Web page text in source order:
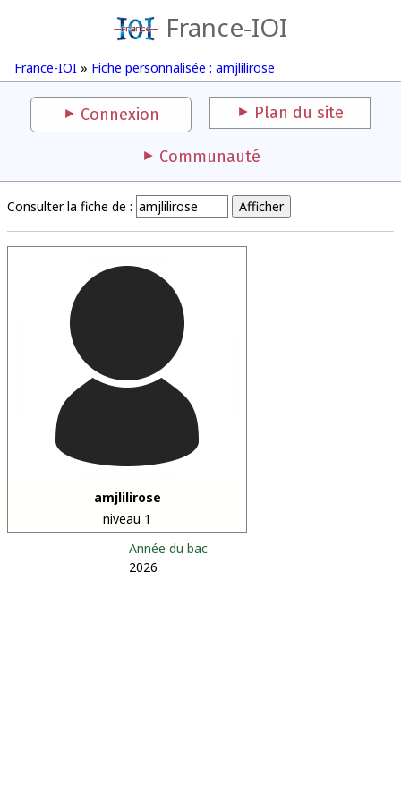
France-IOI
France-IOI » Fiche personnalisée : amjlilirose
Connexion Plan du site
Communauté
Consulter la fiche de :
amjlilirose
niveau 1
Année du bac
2026